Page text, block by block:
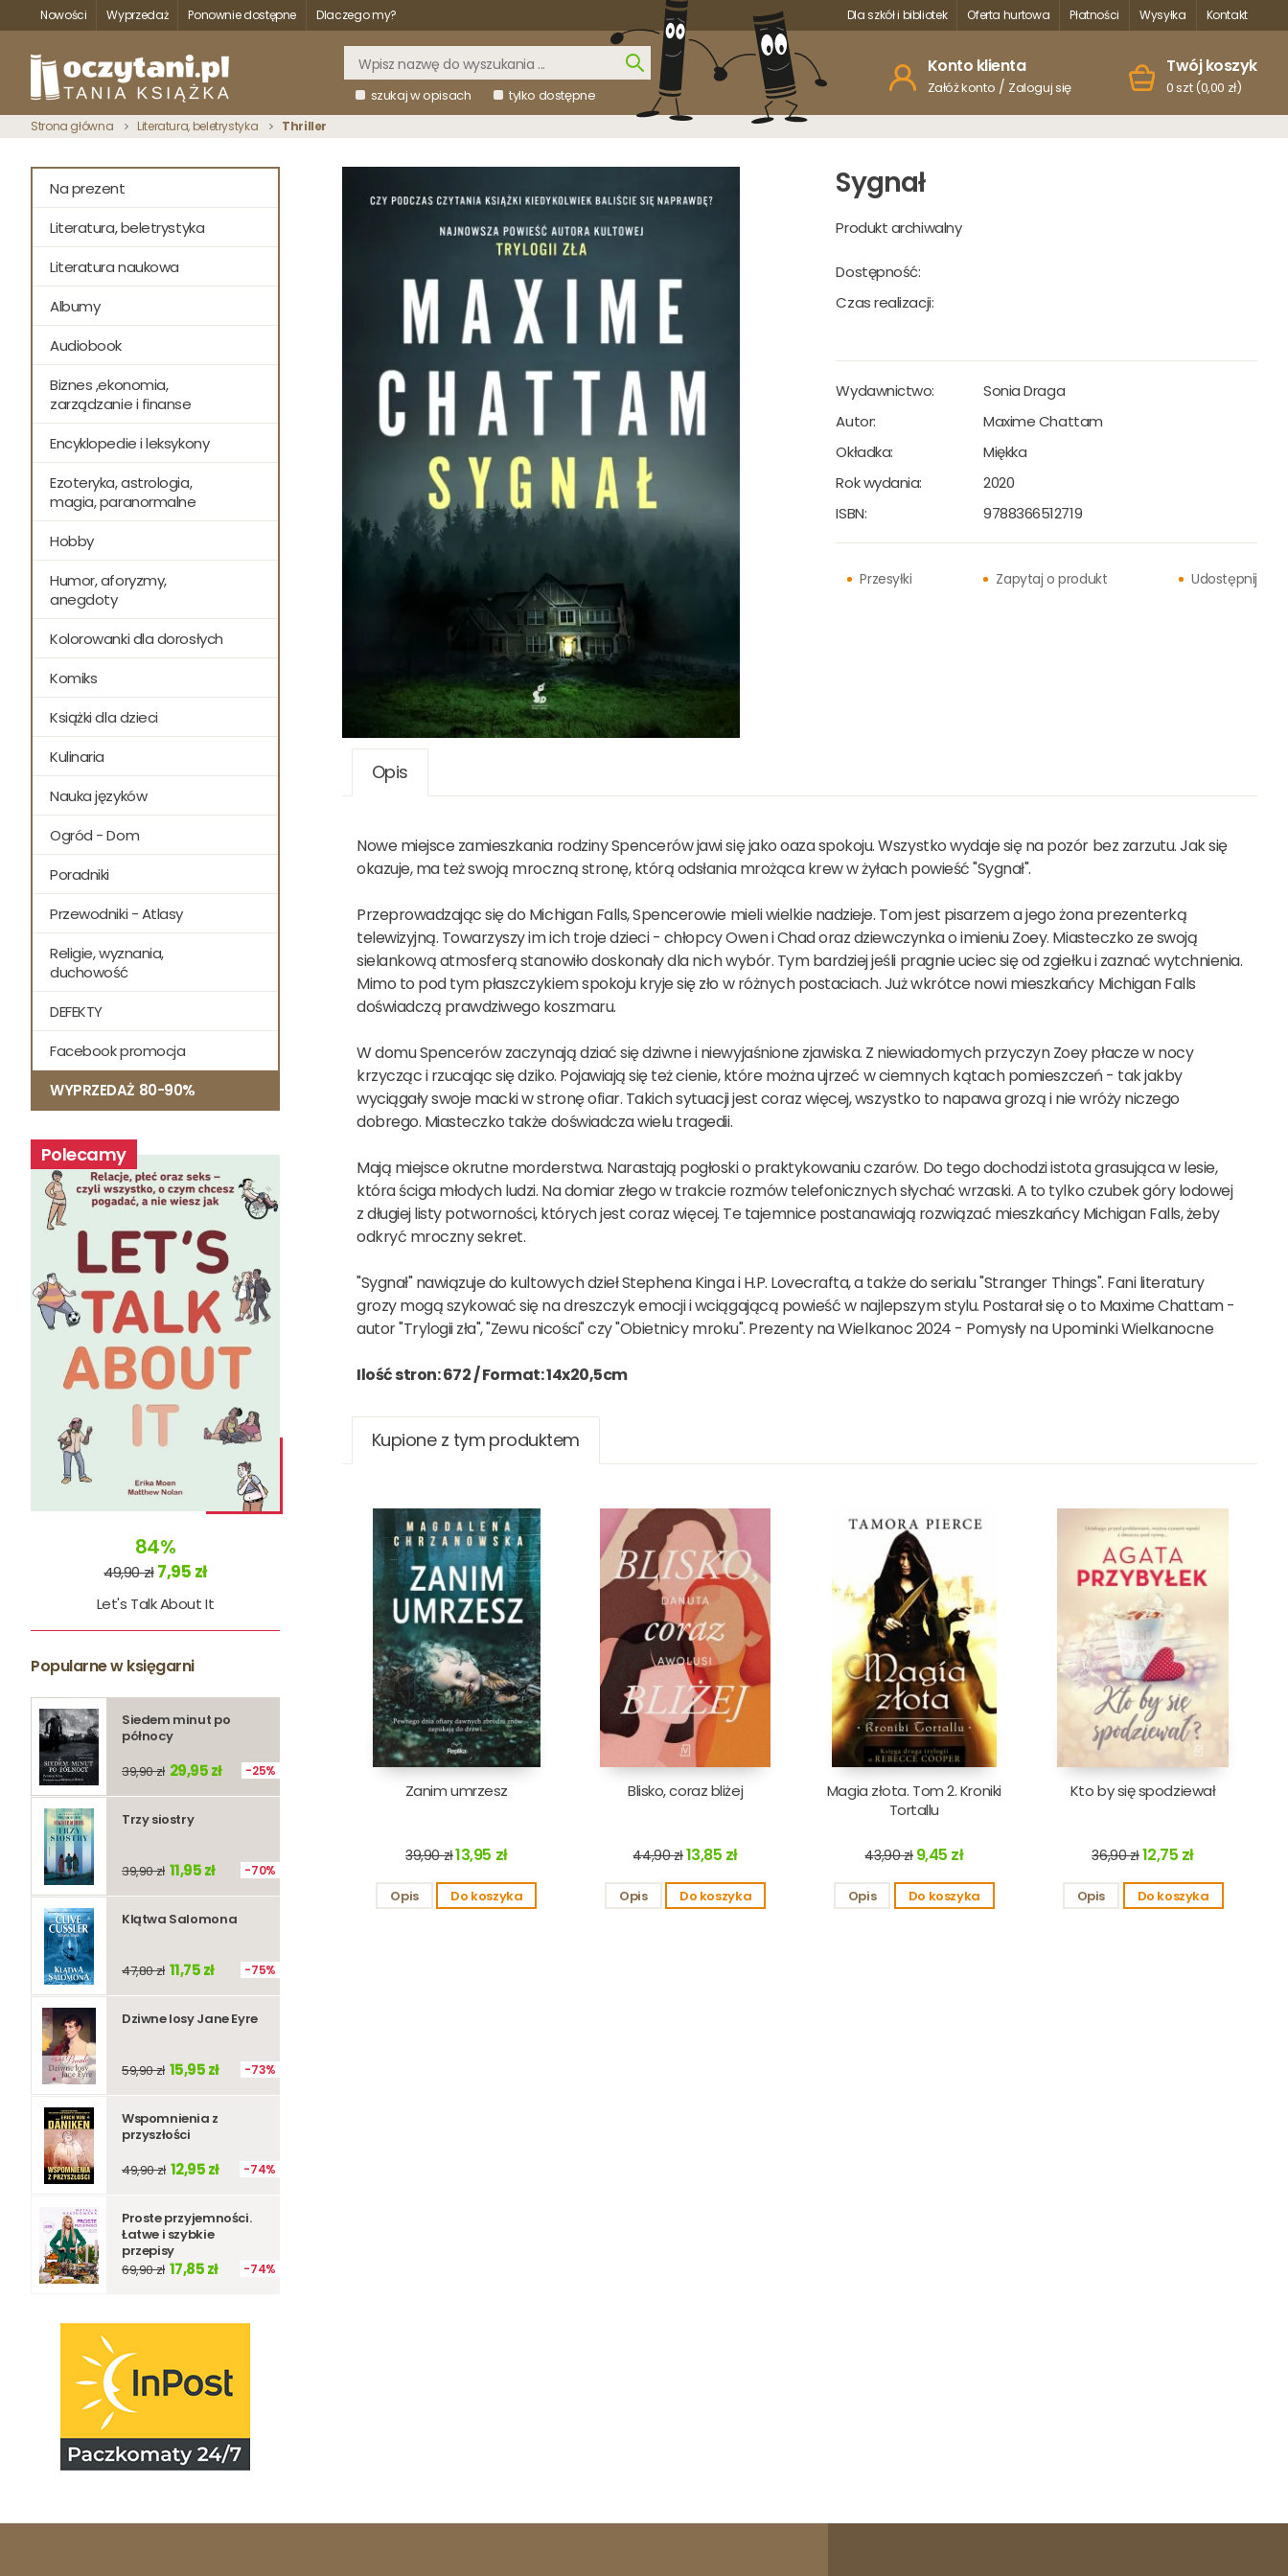
Nowości Wyprzedaż Ponownie dostępne Dlaczego my? Dla szkół i bibliotek Oferta hurtowa Płatności Wysyłka Kontakt
szukaj w opisach tylko dostępne
Konto klienta
Załóż konto / Zaloguj się
Twój koszyk
0 szt (0,00 zł)
Strona główna Literatura, beletrystyka Thriller
Na prezent
Literatura, beletrystyka
Literatura naukowa
Albumy
Audiobook
Biznes ,ekonomia,
zarządzanie i finanse
Encyklopedie i leksykony
Ezoteryka, astrologia,
magia, paranormalne
Hobby
Humor, aforyzmy,
anegdoty
Kolorowanki dla dorosłych
Komiks
Książki dla dzieci
Kulinaria
Nauka języków
Ogród - Dom
Poradniki
Przewodniki - Atlasy
Religie, wyznania,
duchowość
DEFEKTY
Facebook promocja
WYPRZEDAŻ 80-90%
Polecamy
84%
49,90 zł 7,95 zł
Let's Talk About It
Popularne w księgarni
Siedem minut po
północy
39,90 zł 29,95 zł 25%
Trzy siostry
39,90 zł 11,95 zł 70%
Klątwa Salomona
47,80 zł 11,75 zł 75%
Dziwne losy Jane Eyre
59,90 zł 15,95 zł 73%
Wspomnienia z
przyszłości
49,90 zł 12,95 zł 74%
Proste przyjemności.
Łatwe i szybkie
przepisy
69,90 zł 17,85 zł 74%
Sygnał
Produkt archiwalny
Dostępność:
Czas realizacji:
Wydawnictwo:
Sonia Draga
Autor:
Maxime Chattam
Okładka:
Miękka
Rok wydania:
2020
ISBN:
9788366512719
Przesyłki Zapytaj o produkt Udostępnij
Opis
Nowe miejsce zamieszkania rodziny Spencerów jawi się jako oaza spokoju. Wszystko wydaje się na pozór bez zarzutu. Jak się
okazuje, ma też swoją mroczną stronę, którą odsłania mrożąca krew w żyłach powieść "Sygnał".
Przeprowadzając się do Michigan Falls, Spencerowie mieli wielkie nadzieje. Tom jest pisarzem a jego żona prezenterką
telewizyjną. Towarzyszy im ich troje dzieci - chłopcy Owen i Chad oraz dziewczynka o imieniu Zoey. Miasteczko ze swoją
sielankową atmosferą stanowiło doskonały dla nich wybór. Tym bardziej jeśli pragnie uciec się od zgiełku i zaznać wytchnienia.
Mimo to pod tym płaszczykiem spokoju kryje się zło w różnych postaciach. Już wkrótce nowi mieszkańcy Michigan Falls
doświadczą prawdziwego koszmaru.
W domu Spencerów zaczynają dziać się dziwne i niewyjaśnione zjawiska. Z niewiadomych przyczyn Zoey płacze w nocy
krzycząc i rzucając się dziko. Pojawiają się też cienie, które można ujrzeć w ciemnych kątach pomieszczeń - tak jakby
wyciągały swoje macki w stronę ofiar. Takich sytuacji jest coraz więcej, wszystko to napawa grozą i nie wróży niczego
dobrego. Miasteczko także doświadcza wielu tragedii.
Mają miejsce okrutne morderstwa. Narastają pogłoski o praktykowaniu czarów. Do tego dochodzi istota grasująca w lesie,
która ściga młodych ludzi. Na domiar złego w trakcie rozmów telefonicznych słychać wrzaski. A to tylko czubek góry lodowej
z długiej listy potworności, których jest coraz więcej. Te tajemnice postanawiają rozwiązać mieszkańcy Michigan Falls, żeby
odkryć mroczny sekret.
"Sygnał" nawiązuje do kultowych dzieł Stephena Kinga i H.P. Lovecrafta, a także do serialu "Stranger Things". Fani literatury
grozy mogą szykować się na dreszczyk emocji i wciągającą powieść w najlepszym stylu. Postarał się o to Maxime Chattam -
autor "Trylogii zła", "Zewu nicości" czy "Obietnicy mroku". Prezenty na Wielkanoc 2024 - Pomysły na Upominki Wielkanocne
Ilość stron: 672 /Format: 14x20,5cm
Kupione z tym produktem
Zanim umrzesz
39,90 zł13,95 zł
Opis Do koszyka
Blisko, coraz bliżej
44,90 zł13,85 zł
Opis Do koszyka
Magia złota. Tom 2. Kroniki
Tortallu
43,90 zł 9,45 zł
Opis Do koszyka
Kto by się spodziewał
36,90 zł12,75 zł
Opis Do koszyka